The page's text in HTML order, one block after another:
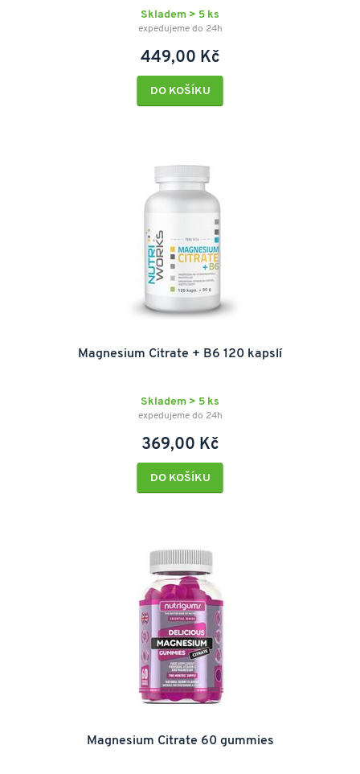
Skladem > 5 ks
expedujeme do 24h
449,00 Kč
DO KOŠÍKU
Magnesium Citrate + B6 120 kapslí
Skladem > 5 ks
expedujeme do 24h
369,00 Kč
DO KOŠÍKU
Magnesium Citrate 60 gummies